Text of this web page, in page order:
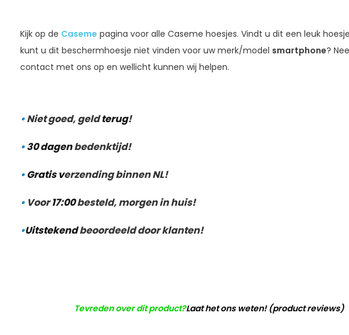
Kijk op de Caseme pagina voor alle Caseme hoesjes. Vindt u dit een leuk
kunt u dit beschermhoesje niet vinden voor uw merk/model smartphone?
contact met ons op en wellicht kunnen wij helpen.
•Niet goed, geldterug!
•30 dagenbedenktijd!
•Gratis verzending binnen NL!
•Voor17:00besteld, morgen in huis!
•Uitstekendbeoordeeld door klanten!
Tevreden over dit product?Laat het ons weten! (product reviews)